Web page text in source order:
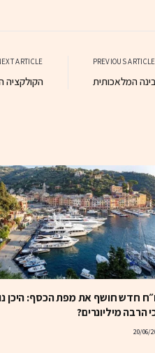
ARTICLE
הקולקציה
חדש חושף את מפת הכסף: היכן
הרבה מיליונרים?
20/06/